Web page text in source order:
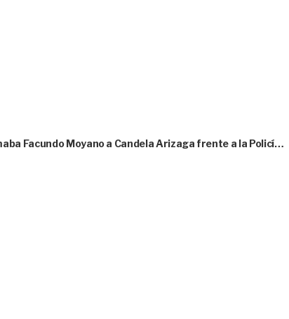
Facundo Moyano a Candela Arizaga frente a la Policí…